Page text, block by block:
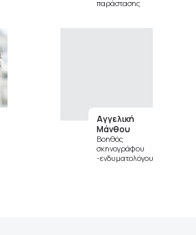
παράστασης
Αγγελική
Μάνθου
Βοηθός
σκηνογράφου
-ενδυματολόγου